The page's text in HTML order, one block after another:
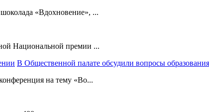
«Вдохновение», ...
Национальной премии ...
В Общественной палате обсудили вопросы
на тему «Во...